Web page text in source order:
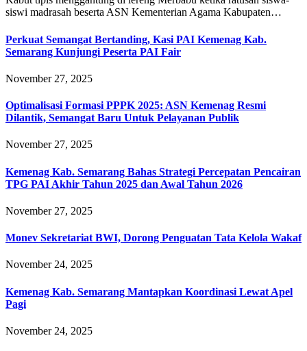
siswi madrasah beserta ASN Kementerian Agama Kabupaten…
Perkuat Semangat Bertanding, Kasi PAI Kemenag Kab.
Semarang Kunjungi Peserta PAI Fair
November 27, 2025
Optimalisasi Formasi PPPK 2025: ASN Kemenag Resmi
Dilantik, Semangat Baru Untuk Pelayanan Publik
November 27, 2025
Kemenag Kab. Semarang Bahas Strategi Percepatan Pencairan
TPG PAI Akhir Tahun 2025 dan Awal Tahun 2026
November 27, 2025
Monev Sekretariat BWI, Dorong Penguatan Tata Kelola Wakaf
November 24, 2025
Kemenag Kab. Semarang Mantapkan Koordinasi Lewat Apel
Pagi
November 24, 2025